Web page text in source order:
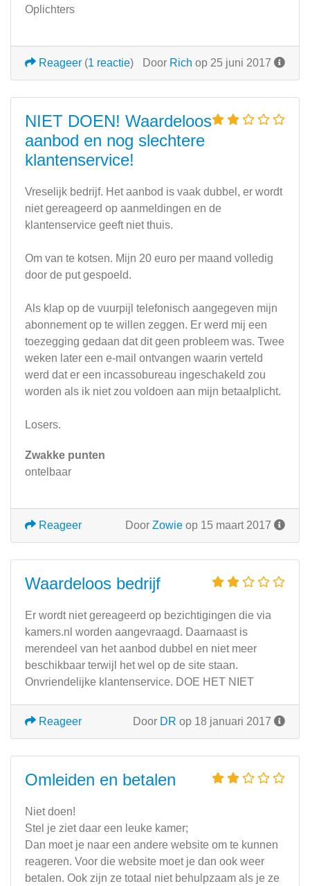
Oplichters
Door Rich op 25 juni 2017
Reageer (1 reactie)
NIET DOEN! Waardeloos
aanbod en nog slechtere
klantenservice!
Vreselijk bedrijf. Het aanbod is vaak dubbel, er wordt
niet gereageerd op aanmeldingen en de
klantenservice geeft niet thuis.
Om van te kotsen. Mijn 20 euro per maand volledig
door de put gespoeld.
Als klap op de vuurpijl telefonisch aangegeven mijn
abonnement op te willen zeggen. Er werd mij een
toezegging gedaan dat dit geen probleem was. Twee
weken later een e-mail ontvangen waarin verteld
werd dat er een incassobureau ingeschakeld zou
worden als ik niet zou voldoen aan mijn betaalplicht.
Losers.
Zwakke punten
ontelbaar
Door Zowie op 15 maart 2017
Reageer
Waardeloos bedrijf
Er wordt niet gereageerd op bezichtigingen die via
kamers.nl worden aangevraagd. Daarnaast is
merendeel van het aanbod dubbel en niet meer
beschikbaar terwijl het wel op de site staan.
Onvriendelijke klantenservice. DOE HET NIET
Door DR op 18 januari 2017
Reageer
Omleiden en betalen
Niet doen!
Stel je ziet daar een leuke kamer;
Dan moet je naar een andere website om te kunnen
reageren. Voor die website moet je dan ook weer
betalen. Ook zijn ze totaal niet behulpzaam als je ze